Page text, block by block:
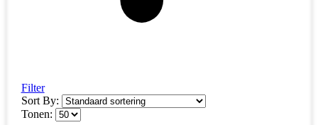
Filter
Sort By:
Tonen: